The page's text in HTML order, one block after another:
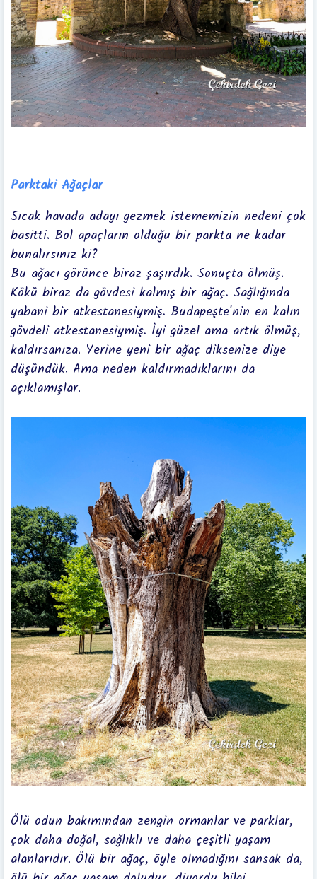
Parktaki Ağaçlar
Sıcak havada adayı gezmek istememizin nedeni çok
basitti. Bol apaçların olduğu bir parkta ne kadar
bunalırsınız ki?
Bu ağacı görünce biraz şaşırdık. Sonuçta ölmüş.
Kökü biraz da gövdesi kalmış bir ağaç. Sağlığında
yabani bir atkestanesiymiş. Budapeşte'nin en kalın
gövdeli atkestanesiymiş. İyi güzel ama artık ölmüş,
kaldırsanıza. Yerine yeni bir ağaç diksenize diye
düşündük. Ama neden kaldırmadıklarını da
açıklamışlar.
Ölü odun bakımından zengin ormanlar ve parklar,
çok daha doğal, sağlıklı ve daha çeşitli yaşam
alanlarıdır. Ölü bir ağaç, öyle olmadığını sansak da,